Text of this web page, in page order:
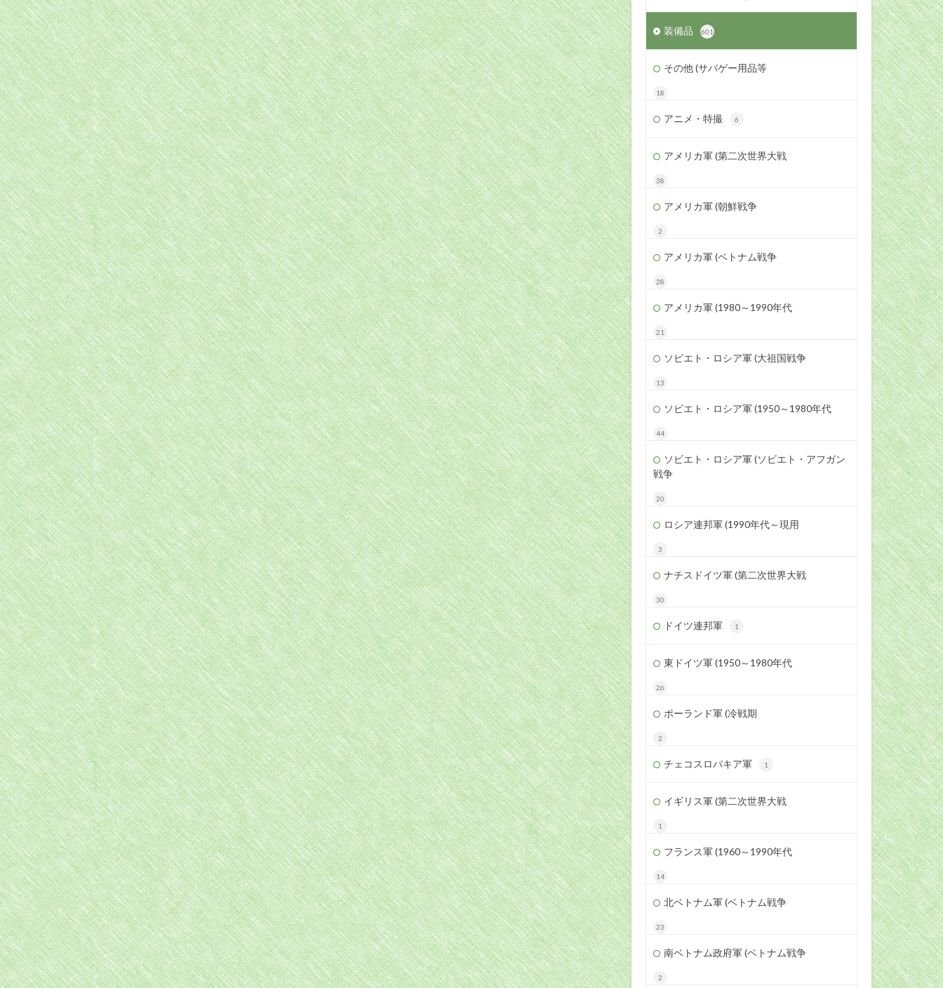
装備品 601
その他 (サバゲー用品等
18
アニメ・特撮 6
アメリカ軍 (第二次世界大戦
38
アメリカ軍 (朝鮮戦争
2
アメリカ軍 (ベトナム戦争
28
アメリカ軍 (1980～1990年代
21
ソビエト・ロシア軍 (大祖国戦争
13
ソビエト・ロシア軍 (1950～1980年代
44
ソビエト・ロシア軍 (ソビエト・アフガン
戦争
20
ロシア連邦軍 (1990年代～現用
3
ナチスドイツ軍 (第二次世界大戦
30
ドイツ連邦軍 1
東ドイツ軍 (1950～1980年代
26
ポーランド軍 (冷戦期
2
チェコスロバキア軍 1
イギリス軍 (第二次世界大戦
1
フランス軍 (1960～1990年代
14
北ベトナム軍 (ベトナム戦争
23
南ベトナム政府軍 (ベトナム戦争
2